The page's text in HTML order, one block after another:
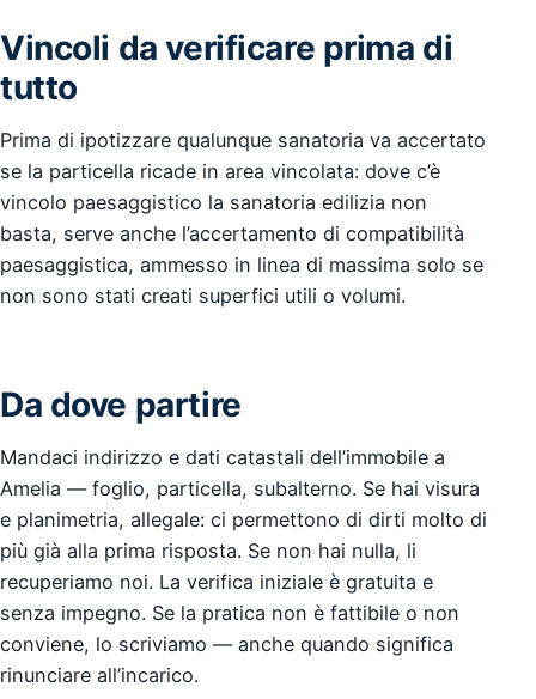
Vincoli da verificare prima di
tutto
Prima di ipotizzare qualunque sanatoria va accertato
se la particella ricade in area vincolata: dove c’è
vincolo paesaggistico la sanatoria edilizia non
basta, serve anche l’accertamento di compatibilità
paesaggistica, ammesso in linea di massima solo se
non sono stati creati superfici utili o volumi.
Da dove partire
Mandaci indirizzo e dati catastali dell’immobile a
Amelia — foglio, particella, subalterno. Se hai visura
e planimetria, allegale: ci permettono di dirti molto di
più già alla prima risposta. Se non hai nulla, li
recuperiamo noi. La verifica iniziale è gratuita e
senza impegno. Se la pratica non è fattibile o non
conviene, lo scriviamo — anche quando significa
rinunciare all’incarico.